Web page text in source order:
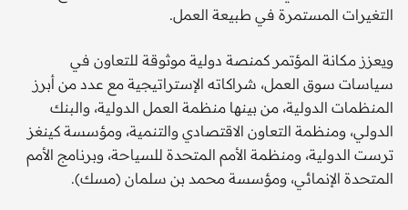
التغيرات المستمرة في طبيعة العمل.
ويعزز مكانة المؤتمر كمنصة دولية موثوقة للتعاون في
سياسات سوق العمل، شراكاته الإستراتيجية مع عدد من أبرز
المنظمات الدولية، من بينها منظمة العمل الدولية، والبنك
الدولي، ومنظمة التعاون الاقتصادي والتنمية، ومؤسسة كينغز
ترست الدولية، ومنظمة الأمم المتحدة للسياحة، وبرنامج الأمم
المتحدة الإنمائي، ومؤسسة محمد بن سلمان (مسك).